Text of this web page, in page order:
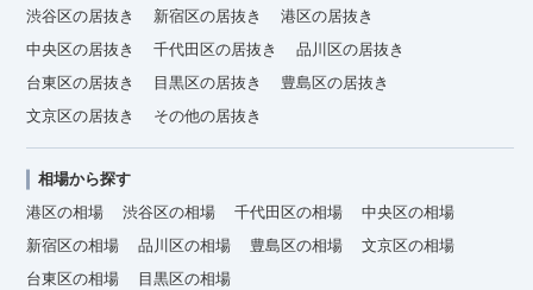
渋谷区の居抜き
新宿区の居抜き
港区の居抜き
中央区の居抜き
千代田区の居抜き
品川区の居抜き
台東区の居抜き
目黒区の居抜き
豊島区の居抜き
文京区の居抜き
その他の居抜き
相場から探す
港区の相場
渋谷区の相場 千代田区の相場
中央区の相場
新宿区の相場
品川区の相場 豊島区の相場
文京区の相場
台東区の相場
目黒区の相場